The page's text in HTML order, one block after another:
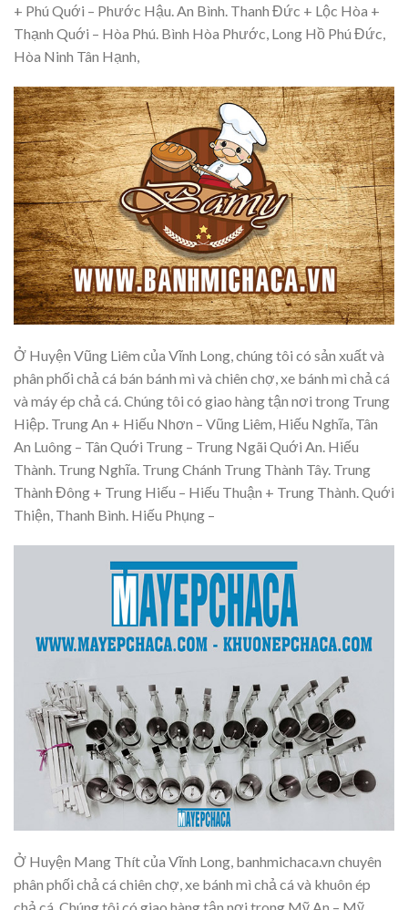
+ Phú Quới – Phước Hậu. An Bình. Thanh Đức + Lộc Hòa +
Thạnh Quới – Hòa Phú. Bình Hòa Phước, Long Hồ Phú Đức,
Hòa Ninh Tân Hạnh,
Ở Huyện Vũng Liêm của Vĩnh Long, chúng tôi có sản xuất và
phân phối chả cá bán bánh mì và chiên chợ, xe bánh mì chả cá
và máy ép chả cá. Chúng tôi có giao hàng tận nơi trong Trung
Hiệp. Trung An + Hiếu Nhơn – Vũng Liêm, Hiếu Nghĩa, Tân
An Luông – Tân Quới Trung – Trung Ngãi Quới An. Hiếu
Thành. Trung Nghĩa. Trung Chánh Trung Thành Tây. Trung
Thành Đông + Trung Hiếu – Hiếu Thuận + Trung Thành. Quới
Thiện, Thanh Bình. Hiếu Phụng –
Ở Huyện Mang Thít của Vĩnh Long, banhmichaca.vn chuyên
phân phối chả cá chiên chợ, xe bánh mì chả cá và khuôn ép